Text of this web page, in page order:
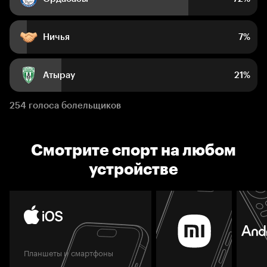
Ничья 7%
Атырау 21%
254 голоса болельщиков
Смотрите спорт на любом
устройстве
Планшеты и смартфоны